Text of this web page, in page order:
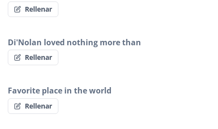
Rellenar
Di'Nolan loved nothing more than
Rellenar
Favorite place in the world
Rellenar